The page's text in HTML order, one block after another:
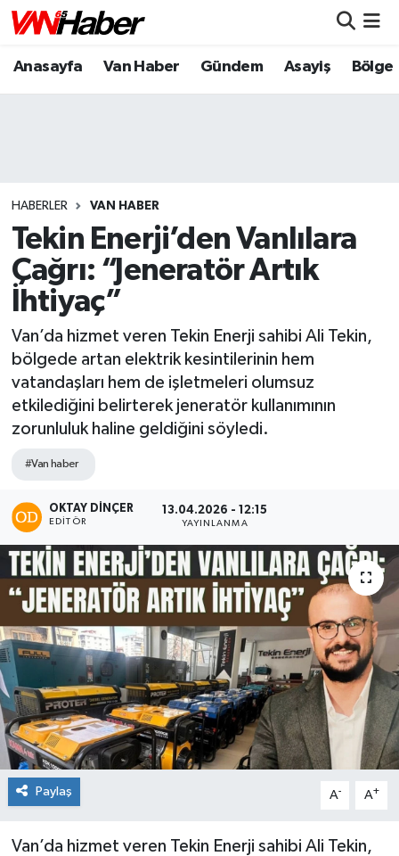
Anasayfa Van Haber Gündem Asayiş Bölge
HABERLER VAN HABER
Tekin Enerji’den Vanlılara
Çağrı: “Jeneratör Artık
İhtiyaç”
Van’da hizmet veren Tekin Enerji sahibi Ali Tekin,
bölgede artan elektrik kesintilerinin hem
vatandaşları hem de işletmeleri olumsuz
etkilediğini belirterek jeneratör kullanımının
zorunluluk haline geldiğini söyledi.
#Van haber
OKTAY DİNÇER
EDITÖR
13.04.2026 - 12:15
YAYINLANMA
Paylaş A- A+
Van’da hizmet veren Tekin Enerji sahibi Ali Tekin,
Nöbetçi Eczaneler
Puan Durumu ve Fikstür
Tüm Manşetler
Son Dakika Haberleri
Haber Arşivi